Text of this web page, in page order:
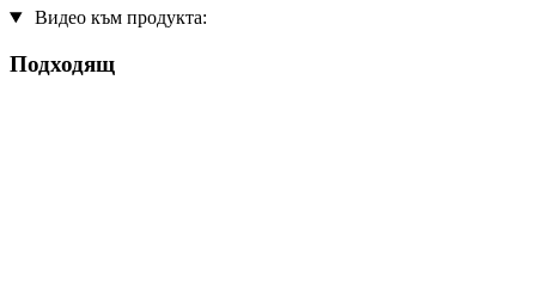
Видео към продукта:
Подходящ